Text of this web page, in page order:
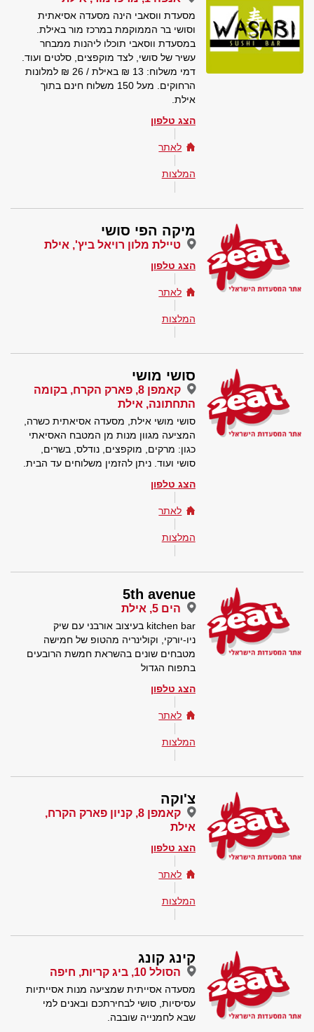
מסעדת ווסאבי הינה מסעדה אסיאתית
וסושי בר הממוקמת במרכז מור באילת.
במסעדת ווסאבי תוכלו ליהנות ממבחר
עשיר של סושי, לצד מוקפצים, סלטים ועוד.
דמי משלוח: 13 ₪ באילת / 26 ₪ למלונות
הרחוקים. מעל 150 משלוח חינם בתוך
אילת.
הצג טלפון
לאתר
המלצות
מיקה הפי סושי
טיילת מלון רויאל ביץ', אילת
הצג טלפון
לאתר
המלצות
סושי מושי
קאמפן 8, פארק הקרח, בקומה
התחתונה, אילת
סושי מושי אילת, מסעדה אסיאתית כשרה,
המציעה מגוון מנות מן המטבח האסיאתי
כגון: מרקים, מוקפצים, נודלס, בשרים,
סושי ועוד. ניתן להזמין משלוחים עד הבית.
הצג טלפון
לאתר
המלצות
5th avenue
הים 5, אילת
kitchen bar בעיצוב אורבני עם שיק
ניו-יורקי, וקולינריה מהטופ של חמישה
מטבחים שונים בהשראת חמשת הרובעים
בתפוח הגדול
הצג טלפון
לאתר
המלצות
צ'וקה
קאמפן 8, קניון פארק הקרח,
אילת
הצג טלפון
לאתר
המלצות
קינג קונג
הסולל 10, ביג קריות, חיפה
מסעדה אסייתית שמציעה מנות אסייתיות
עסיסיות, סושי לבחירתכם ובאנים למי
שבא לחמנייה שובבה.